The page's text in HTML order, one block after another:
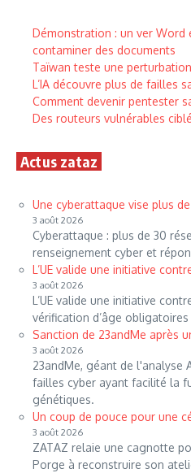
Démonstration : un ver
contaminer des documents
Taïwan teste une
L’IA découvre plus de failles
Comment devenir pentester
Des routeurs vulnérables
Actus zataz
Une cyberattaque vise plus
3 août 2026
Cyberattaque : plus de 30
renseignement cyber et
L’UE valide une initiative
3 août 2026
L’UE valide une initiative
vérification d’âge
Sanction de 23andMe après
3 août 2026
23andMe, géant de l'analyse
failles cyber ayant facilité la
génétiques.
Un coup de pouce pour une
3 août 2026
ZATAZ relaie une cagnotte
Porge à reconstruire son